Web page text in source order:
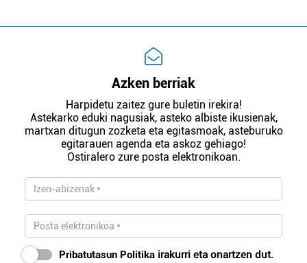
Azken berriak
Harpidetu zaitez gure buletin irekira!
Astekarko eduki nagusiak, asteko albiste ikusienak,
martxan ditugun zozketa eta egitasmoak, asteburuko
egitarauen agenda eta askoz gehiago!
Ostiralero zure posta elektronikoan.
Pribatutasun Politika irakurri eta onartzen dut.